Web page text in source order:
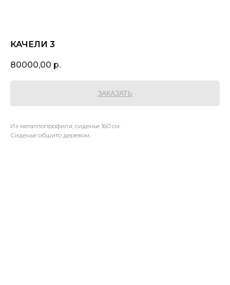
КАЧЕЛИ 3
80000,00 р.
ЗАКАЗАТЬ
Из металлопрофиля, сиденье 160 см.
Сиденье обшито деревом.